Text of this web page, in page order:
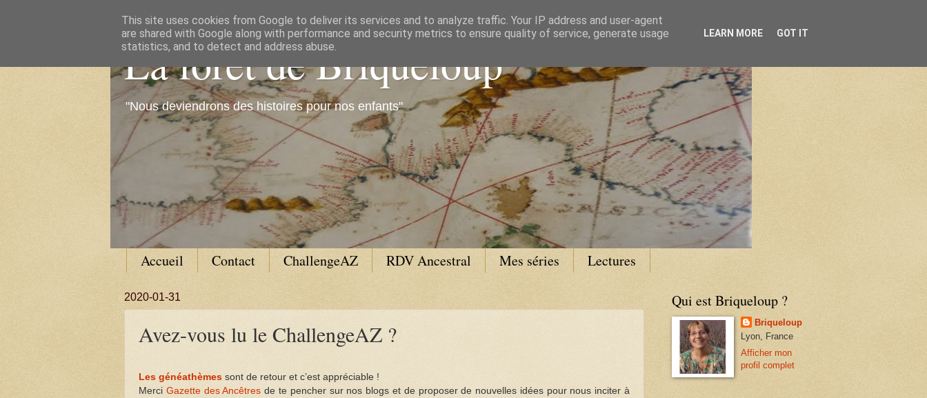
La forêt de Briqueloup
"Nous deviendrons des histoires pour nos enfants"
Accueil Contact ChallengeAZ RDV Ancestral Mes séries Lectures
2020-01-31
Avez-vous lu le ChallengeAZ ?
Les généathèmes sont de retour et c’est appréciable !
Merci Gazette des Ancêtres de te pencher sur nos blogs et de proposer de nouvelles idées pour nous inciter à
Qui est Briqueloup ?
Briqueloup
Lyon, France
Afficher mon
profil complet
This site uses cookies from Google to deliver its services and to analyze traffic. Your IP address and user-agent
are shared with Google along with performance and security metrics to ensure quality of service, generate usage
statistics, and to detect and address abuse.
LEARN MORE GOT IT